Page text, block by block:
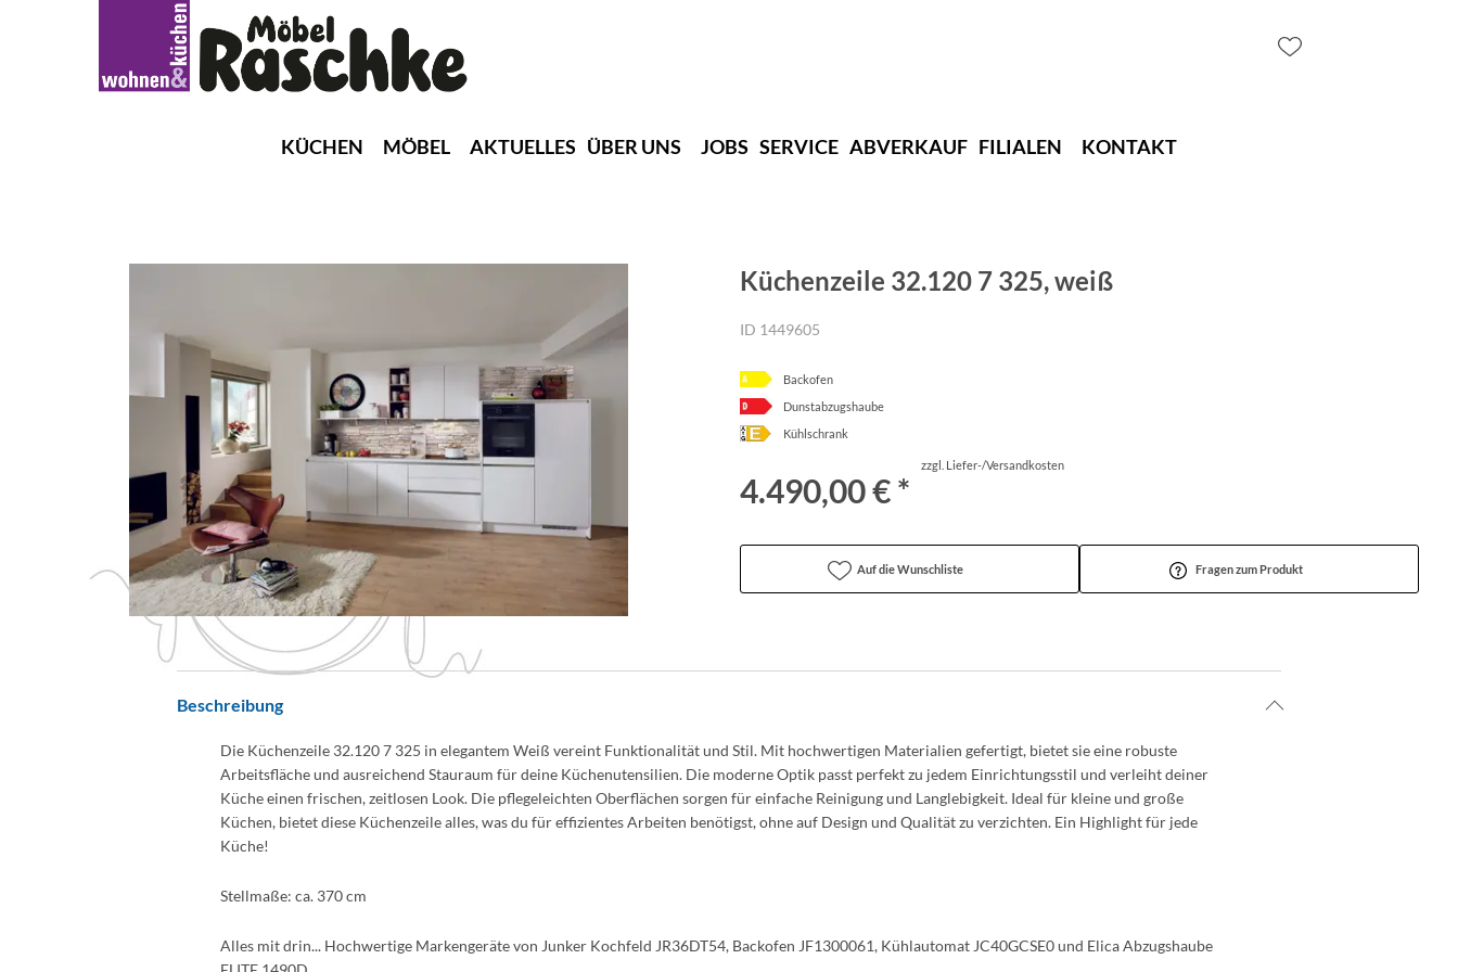
KÜCHEN MÖBEL AKTUELLES ÜBER UNS JOBS SERVICE ABVERKAUF FILIALEN KONTAKT
Küchenzeile 32.120 7 325, weiß
ID 1449605
Backofen
Dunstabzugshaube
Kühlschrank
4.490,00 € *
zzgl. Liefer-/Versandkosten
Auf die Wunschliste Fragen zum Produkt
Beschreibung
Die Küchenzeile 32.120 7 325 in elegantem Weiß vereint Funktionalität und Stil. Mit hochwertigen Materialien gefertigt, bietet sie eine robuste
Arbeitsfläche und ausreichend Stauraum für deine Küchenutensilien. Die moderne Optik passt perfekt zu jedem Einrichtungsstil und verleiht deiner
Küche einen frischen, zeitlosen Look. Die pflegeleichten Oberflächen sorgen für einfache Reinigung und Langlebigkeit. Ideal für kleine und große
Küchen, bietet diese Küchenzeile alles, was du für effizientes Arbeiten benötigst, ohne auf Design und Qualität zu verzichten. Ein Highlight für jede
Küche!
Stellmaße: ca. 370 cm
Alles mit drin... Hochwertige Markengeräte von Junker Kochfeld JR36DT54, Backofen JF1300061, Kühlautomat JC40GCSE0 und Elica Abzugshaube